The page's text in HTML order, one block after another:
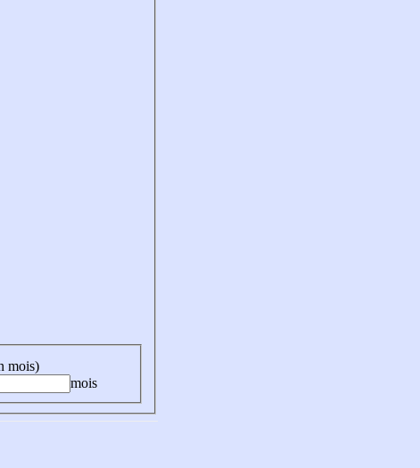
mois)
mois